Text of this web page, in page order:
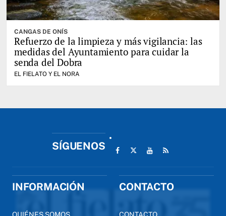
CANGAS DE ONÍS
Refuerzo de la limpieza y más vigilancia: las
medidas del Ayuntamiento para cuidar la
senda del Dobra
EL FIELATO Y EL NORA
SÍGUENOS
INFORMACIÓN CONTACTO